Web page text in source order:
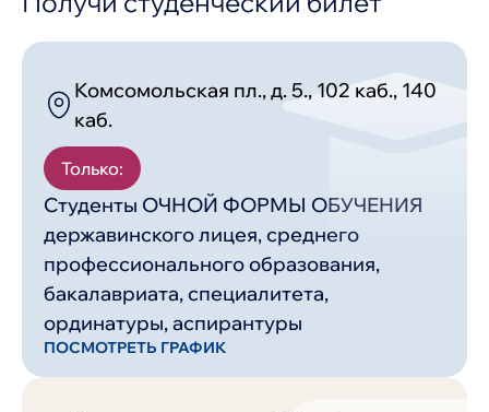
Комсомольская пл., д. 5., 102 каб., 140
каб.
Только:
Студенты ОЧНОЙ ФОРМЫ ОБУЧЕНИЯ
державинского лицея, среднего
профессионального образования,
бакалавриата, специалитета,
ординатуры, аспирантуры
ПОСМОТРЕТЬ ГРАФИК